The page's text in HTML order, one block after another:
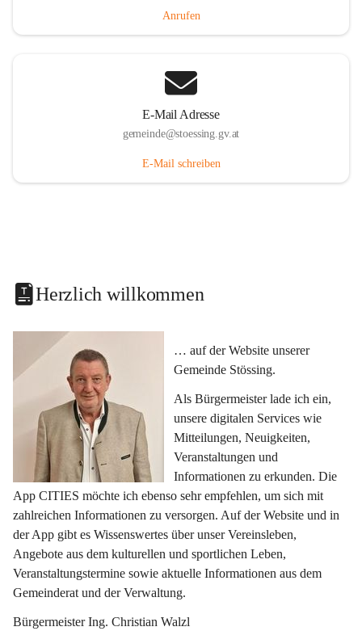
Anrufen
E-Mail Adresse
gemeinde@stoessing.gv.at
E-Mail schreiben
Herzlich willkommen
… auf der Website unserer
Gemeinde Stössing.
Als Bürgermeister lade ich ein,
unsere digitalen Services wie
Mitteilungen, Neuigkeiten,
Veranstaltungen und
Informationen zu erkunden. Die
App CITIES möchte ich ebenso sehr empfehlen, um sich mit
zahlreichen Informationen zu versorgen. Auf der Website und in
der App gibt es Wissenswertes über unser Vereinsleben,
Angebote aus dem kulturellen und sportlichen Leben,
Veranstaltungstermine sowie aktuelle Informationen aus dem
Gemeinderat und der Verwaltung.
Bürgermeister Ing. Christian Walzl